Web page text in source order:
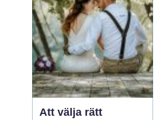
Att välja rätt